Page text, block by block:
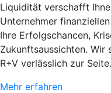
Liquidität verschafft
Unternehmer
Ihre Erfolgschancen,
Zukunftsaussichten. Wir
R+V verlässlich zur Seite.
Mehr erfahren